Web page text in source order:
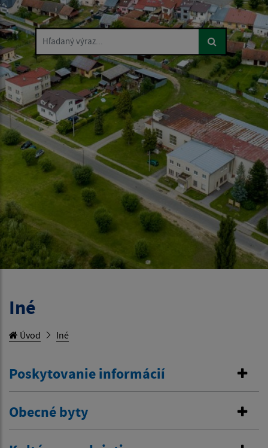
Hľadaný výraz...
Iné
Úvod Iné
Poskytovanie informácií
Obecné byty